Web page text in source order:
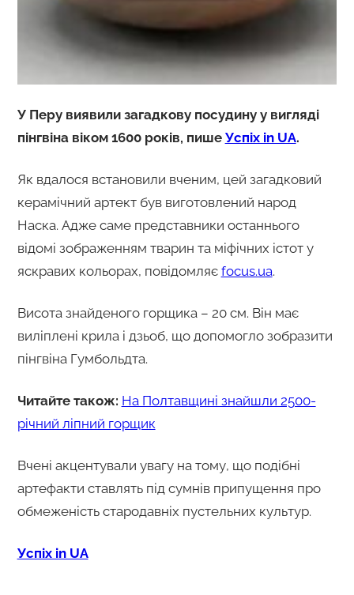
У Перу виявили загадкову посудину у вигляді
пінгвіна віком 1600 років, пише Успіх in UA.
Як вдалося встановили вченим, цей загадковий
керамічний артект був виготовлений народ
Наска. Адже саме представники останнього
відомі зображенням тварин та міфічних істот у
яскравих кольорах, повідомляє focus.ua.
Висота знайденого горщика – 20 см. Він має
виліплені крила і дзьоб, що допомогло зобразити
пінгвіна Гумбольдта.
Читайте також: На Полтавщині знайшли 2500-
річний ліпний горщик
Вчені акцентували увагу на тому, що подібні
артефакти ставлять під сумнів припущення про
обмеженість стародавніх пустельних культур.
Успіх in UA